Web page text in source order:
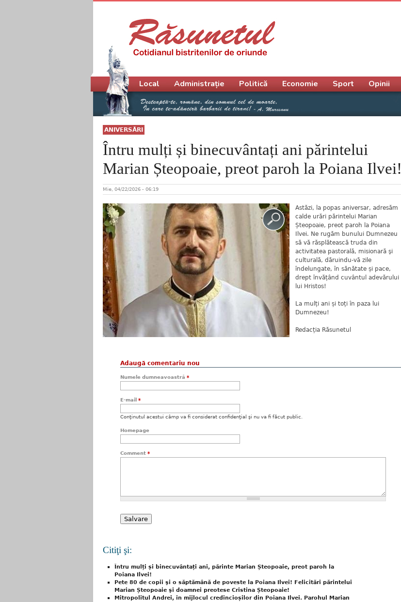
ANIVERSĂRI
Întru mulți și binecuvântați ani părintelui
Marian Șteopoaie, preot paroh la Poiana Ilvei!
Mie, 04/22/2026 - 06:19
Astăzi, la popas aniversar, adresăm
calde urări părintelui Marian
Șteopoaie, preot paroh la Poiana
Ilvei. Ne rugăm bunului Dumnezeu
să vă răsplătească truda din
activitatea pastorală, misionară şi
culturală, dăruindu-vă zile
îndelungate, în sănătate și pace,
drept învățând cuvântul adevărului
lui Hristos!
La mulți ani și toți în paza lui
Dumnezeu!
Redacția Răsunetul
Adaugă comentariu nou
Numele dumneavoastră *
E-mail *
Conţinutul acestui câmp va fi considerat confidenţial şi nu va fi făcut public.
Homepage
Comment *
Citiţi şi:
Întru mulți și binecuvântați ani, părinte Marian Șteopoaie, preot paroh la
Poiana Ilvei!
Pete 80 de copii şi o săptămână de poveste la Poiana Ilvei! Felicitări părintelui
Marian Șteopoaie şi doamnei preotese Cristina Șteopoaie!
Mitropolitul Andrei, în mijlocul credincioșilor din Poiana Ilvei. Parohul Marian
Meniu principal
Local Administrație Politică Economie Sport Opinii